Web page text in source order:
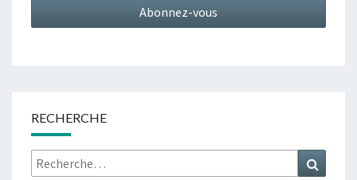
RECHERCHE
Rechercher :